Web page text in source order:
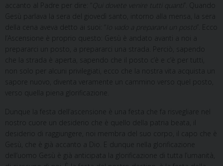
accanto al Padre per dire: “
”. Quando
Gesù parlava la sera del giovedì santo, intorno alla mensa, la sera
della cena aveva detto ai suoi: “
”. Ecco
l’Ascensione è proprio questo: Gesù è andato avanti a noi a
prepararci un posto, a prepararci una strada. Perciò, sapendo
che la strada è aperta, sapendo che il posto c’è e c’è per tutti,
non solo per alcuni privilegiati, ecco che la nostra vita acquista un
sapore nuovo, diventa veramente un cammino verso quel posto,
verso quella piena glorificazione.
Dunque la festa dell’ascensione è una festa che fa risvegliare nel
nostro cuore un desiderio che è quello della patria beata, il
desiderio di raggiungere, noi membra del suo corpo, il capo che è
Gesù, che è già accanto a Dio. E dunque nella glorificazione
dell’uomo Gesù è già anticipata la glorificazione di tutta l’umanità,